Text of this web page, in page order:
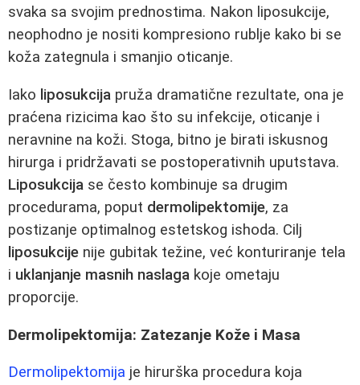
svaka sa svojim prednostima. Nakon liposukcije,
neophodno je nositi kompresiono rublje kako bi se
koža zategnula i smanjio oticanje.
Iako liposukcija pruža dramatične rezultate, ona je
praćena rizicima kao što su infekcije, oticanje i
neravnine na koži. Stoga, bitno je birati iskusnog
hirurga i pridržavati se postoperativnih uputstava.
Liposukcija se često kombinuje sa drugim
procedurama, poput dermolipektomije, za
postizanje optimalnog estetskog ishoda. Cilj
liposukcije nije gubitak težine, već konturiranje tela
i uklanjanje masnih naslaga koje ometaju
proporcije.
Dermolipektomija: Zatezanje Kože i Masa
Dermolipektomija je hirurška procedura koja